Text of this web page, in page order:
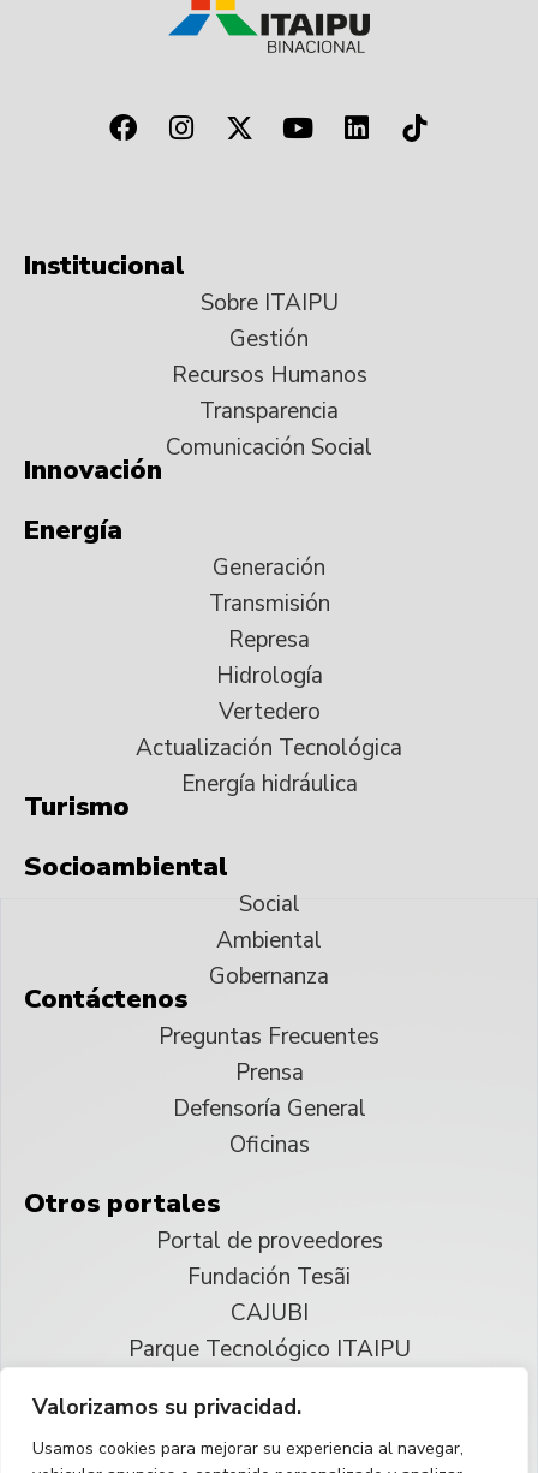
Valorizamos su privacidad.
Usamos cookies para mejorar su experiencia al navegar,
Institucional
Sobre ITAIPU
Gestión
Recursos Humanos
Transparencia
Comunicación Social
Innovación
Energía
Generación
Transmisión
Represa
Hidrología
Vertedero
Actualización Tecnológica
Energía hidráulica
Turismo
Socioambiental
Social
Ambiental
Gobernanza
Contáctenos
Preguntas Frecuentes
Prensa
Defensoría General
Oficinas
Otros portales
Portal de proveedores
Fundación Tesãi
CAJUBI
Parque Tecnológico ITAIPU